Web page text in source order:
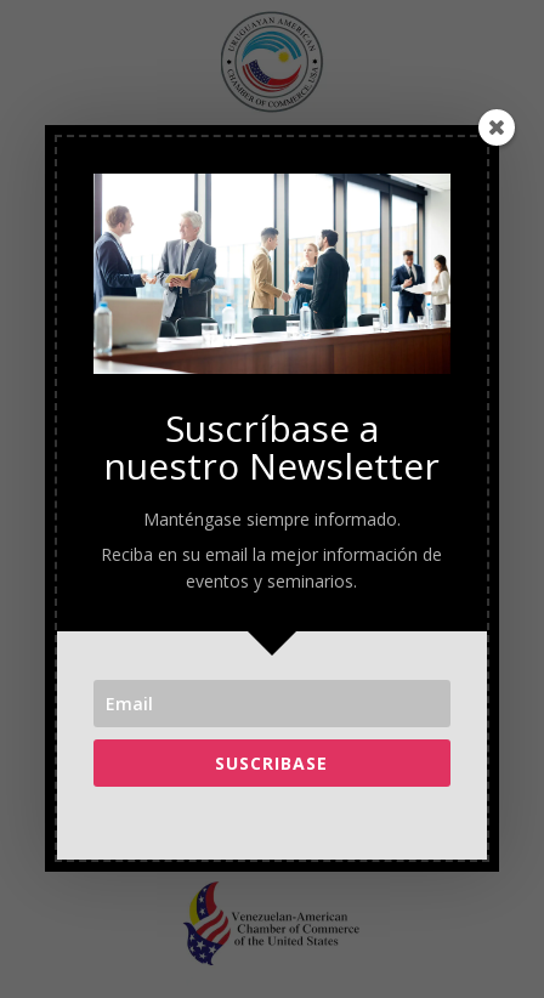
Suscríbase a
nuestro Newsletter
Manténgase siempre informado.
Reciba en su email la mejor información de
eventos y seminarios.
SUSCRIBASE